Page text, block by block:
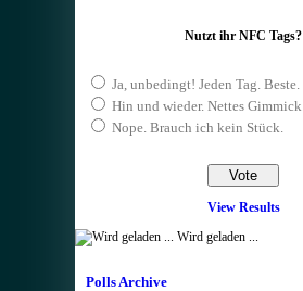
Nutzt ihr NFC Tags?
Ja, unbedingt! Jeden Tag. Beste.
Hin und wieder. Nettes Gimmick.
Nope. Brauch ich kein Stück.
View Results
Wird geladen ...
Polls Archive